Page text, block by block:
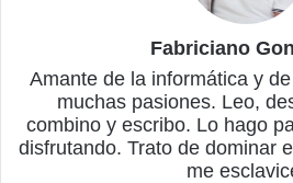
Fabriciano
Amante de la informática y
muchas pasiones. Leo,
combino y escribo. Lo hago
disfrutando. Trato de dominar
me